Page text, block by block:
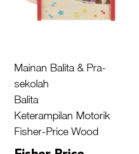
Mainan Balita & Pra-
sekolah
Balita
Keterampilan Motorik
Fisher-Price Wood